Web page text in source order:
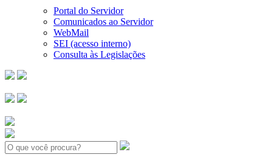
Portal do Servidor
Comunicados ao Servidor
WebMail
SEI (acesso interno)
Consulta às Legislações
Search: